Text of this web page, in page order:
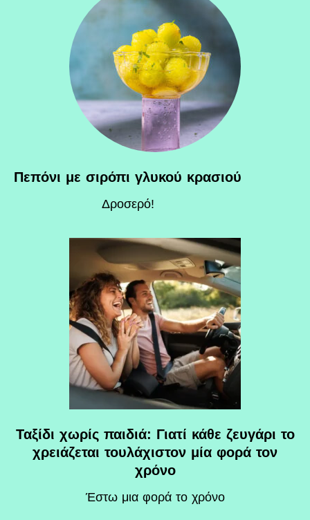
Πεπόνι με σιρόπι γλυκού κρασιού
Δροσερό!
Ταξίδι χωρίς παιδιά: Γιατί κάθε ζευγάρι το
χρειάζεται τουλάχιστον μία φορά τον
χρόνο
Έστω μια φορά το χρόνο